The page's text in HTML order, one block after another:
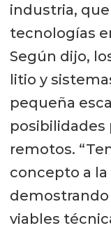
industria,
tecnologías
Según dijo,
litio y
pequeña
posibilidades
remotos.
concepto a
demostrando
viables